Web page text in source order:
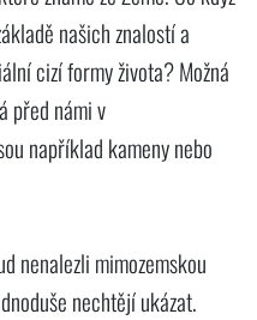
našich znalostí a
cizí formy života? Možná
před námi v
například kameny nebo
nenalezli mimozemskou
nechtějí ukázat.